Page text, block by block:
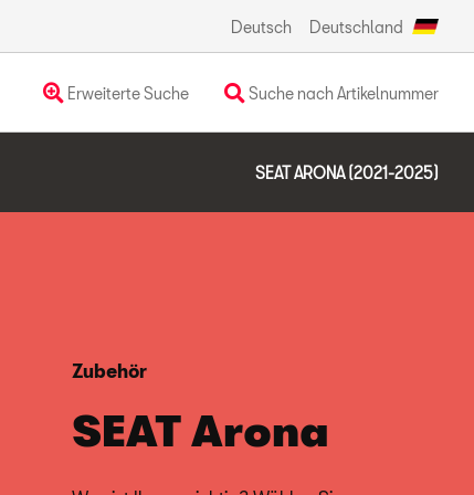
Deutsch Deutschland
Erweiterte Suche Suche nach Artikelnummer
SEAT ARONA (2021-2025)
Zubehör
SEAT Arona